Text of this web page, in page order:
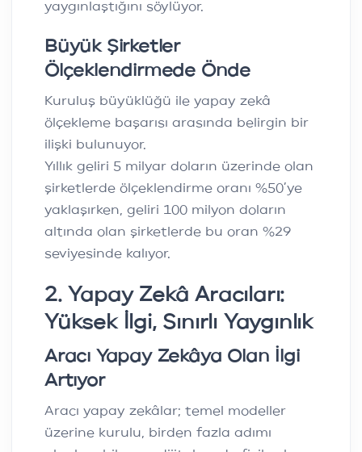
yaygınlaştığını söylüyor.
Büyük Şirketler
Ölçeklendirmede Önde
Kuruluş büyüklüğü ile yapay zekâ
ölçekleme başarısı arasında belirgin bir
ilişki bulunuyor.
Yıllık geliri 5 milyar doların üzerinde olan
şirketlerde ölçeklendirme oranı %50’ye
yaklaşırken, geliri 100 milyon doların
altında olan şirketlerde bu oran %29
seviyesinde kalıyor.
2. Yapay Zekâ Aracıları:
Yüksek İlgi, Sınırlı Yaygınlık
Aracı Yapay Zekâya Olan İlgi
Artıyor
Aracı yapay zekâlar; temel modeller
üzerine kurulu, birden fazla adımı